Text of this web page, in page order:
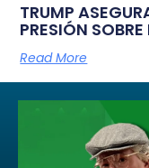
TRUMP
PRESIÓN SOBRE
Read More